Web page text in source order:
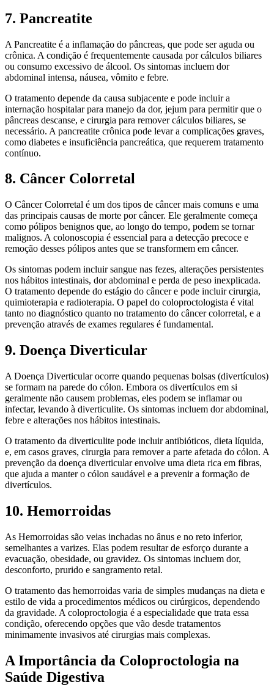
7. Pancreatite
A Pancreatite é a inflamação do pâncreas, que pode ser aguda ou
crônica. A condição é frequentemente causada por cálculos biliares
ou consumo excessivo de álcool. Os sintomas incluem dor
abdominal intensa, náusea, vômito e febre.
O tratamento depende da causa subjacente e pode incluir a
internação hospitalar para manejo da dor, jejum para permitir que o
pâncreas descanse, e cirurgia para remover cálculos biliares, se
necessário. A pancreatite crônica pode levar a complicações graves,
como diabetes e insuficiência pancreática, que requerem tratamento
contínuo.
8. Câncer Colorretal
O Câncer Colorretal é um dos tipos de câncer mais comuns e uma
das principais causas de morte por câncer. Ele geralmente começa
como pólipos benignos que, ao longo do tempo, podem se tornar
malignos. A colonoscopia é essencial para a detecção precoce e
remoção desses pólipos antes que se transformem em câncer.
Os sintomas podem incluir sangue nas fezes, alterações persistentes
nos hábitos intestinais, dor abdominal e perda de peso inexplicada.
O tratamento depende do estágio do câncer e pode incluir cirurgia,
quimioterapia e radioterapia. O papel do coloproctologista é vital
tanto no diagnóstico quanto no tratamento do câncer colorretal, e a
prevenção através de exames regulares é fundamental.
9. Doença Diverticular
A Doença Diverticular ocorre quando pequenas bolsas (divertículos)
se formam na parede do cólon. Embora os divertículos em si
geralmente não causem problemas, eles podem se inflamar ou
infectar, levando à diverticulite. Os sintomas incluem dor abdominal,
febre e alterações nos hábitos intestinais.
O tratamento da diverticulite pode incluir antibióticos, dieta líquida,
e, em casos graves, cirurgia para remover a parte afetada do cólon. A
prevenção da doença diverticular envolve uma dieta rica em fibras,
que ajuda a manter o cólon saudável e a prevenir a formação de
divertículos.
10. Hemorroidas
As Hemorroidas são veias inchadas no ânus e no reto inferior,
semelhantes a varizes. Elas podem resultar de esforço durante a
evacuação, obesidade, ou gravidez. Os sintomas incluem dor,
desconforto, prurido e sangramento retal.
O tratamento das hemorroidas varia de simples mudanças na dieta e
estilo de vida a procedimentos médicos ou cirúrgicos, dependendo
da gravidade. A coloproctologia é a especialidade que trata essa
condição, oferecendo opções que vão desde tratamentos
minimamente invasivos até cirurgias mais complexas.
A Importância da Coloproctologia na
Saúde Digestiva